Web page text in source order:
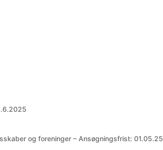
og foreninger – Ansøgningsfrist: 01.05.25